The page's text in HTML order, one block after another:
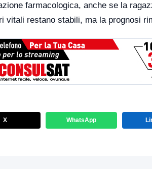
farmacologica, anche se la
vitali restano stabili, ma la prognosi
X WhatsApp